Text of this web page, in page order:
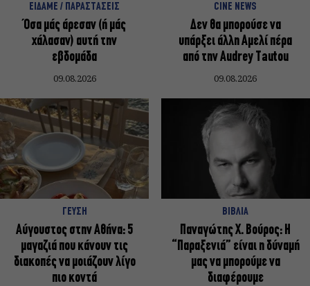
ΕΙΔΑΜΕ / ΠΑΡΑΣΤΑΣΕΙΣ
Όσα μάς άρεσαν (ή μάς
χάλασαν) αυτή την
εβδομάδα
09.08.2026
CINE NEWS
Δεν θα μπορούσε να
υπάρξει άλλη Αμελί πέρα
από την Audrey Tautou
09.08.2026
ΓΕΥΣΗ
Αύγουστος στην Αθήνα: 5
μαγαζιά που κάνουν τις
διακοπές να μοιάζουν λίγο
πιο κοντά
ΒΙΒΛΙΑ
Παναγώτης Χ. Βούρος: Η
“Παραξενιά” είναι η δύναμή
μας να μπορούμε να
διαφέρουμε